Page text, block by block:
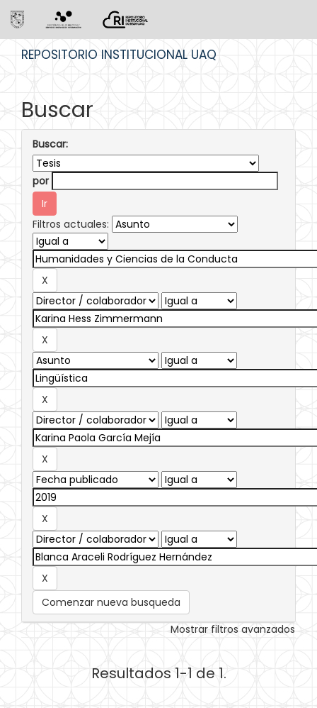
REPOSITORIO INSTITUCIONAL UAQ
Buscar
Buscar:
por
Filtros actuales:
Comenzar nueva busqueda
Mostrar filtros avanzados
Resultados 1-1 de 1.